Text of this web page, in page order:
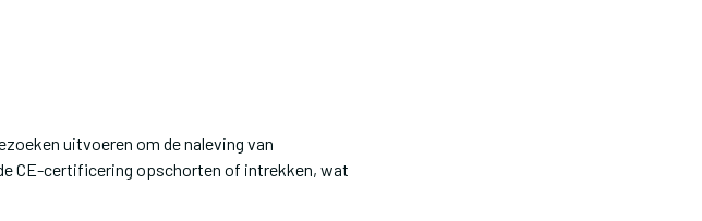
uitvoeren om de naleving van
CE-certificering opschorten of intrekken, wat